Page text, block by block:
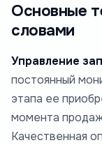
Основные
словами
Управление
постоянный
этапа ее
момента
Качественная